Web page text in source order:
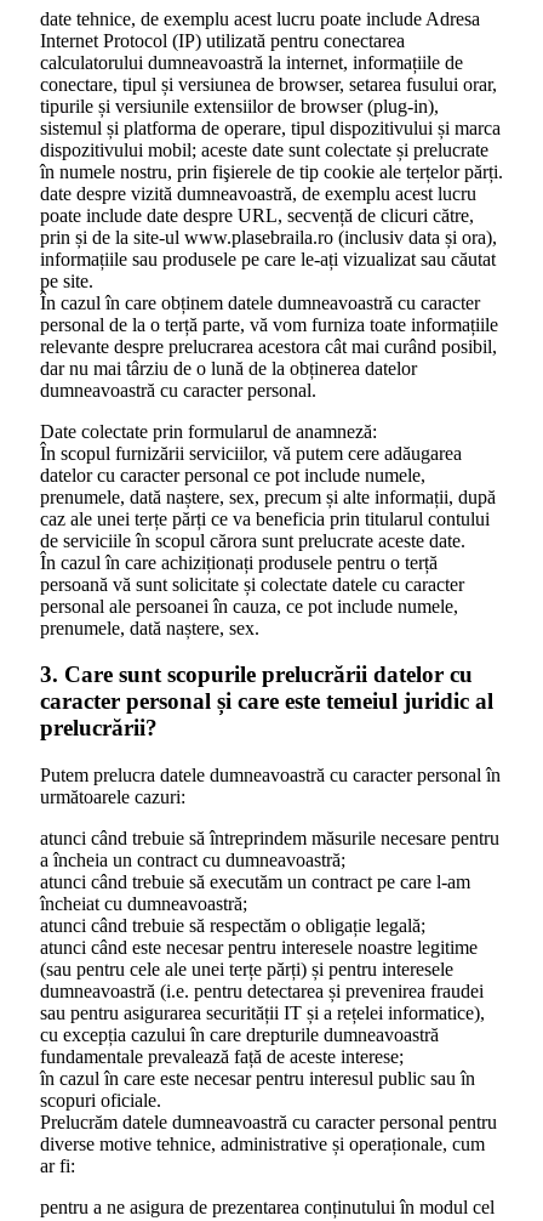
date tehnice, de exemplu acest lucru poate include Adresa
Internet Protocol (IP) utilizată pentru conectarea
calculatorului dumneavoastră la internet, informațiile de
conectare, tipul și versiunea de browser, setarea fusului orar,
tipurile și versiunile extensiilor de browser (plug-in),
sistemul și platforma de operare, tipul dispozitivului și marca
dispozitivului mobil; aceste date sunt colectate și prelucrate
în numele nostru, prin fişierele de tip cookie ale terțelor părți.
date despre vizită dumneavoastră, de exemplu acest lucru
poate include date despre URL, secvență de clicuri către,
prin și de la site-ul www.plasebraila.ro (inclusiv data și ora),
informațiile sau produsele pe care le-ați vizualizat sau căutat
pe site.
În cazul în care obținem datele dumneavoastră cu caracter
personal de la o terță parte, vă vom furniza toate informațiile
relevante despre prelucrarea acestora cât mai curând posibil,
dar nu mai târziu de o lună de la obținerea datelor
dumneavoastră cu caracter personal.
Date colectate prin formularul de anamneză:
În scopul furnizării serviciilor, vă putem cere adăugarea
datelor cu caracter personal ce pot include numele,
prenumele, dată naștere, sex, precum și alte informații, după
caz ale unei terțe părți ce va beneficia prin titularul contului
de serviciile în scopul cărora sunt prelucrate aceste date.
În cazul în care achiziționați produsele pentru o terță
persoană vă sunt solicitate și colectate datele cu caracter
personal ale persoanei în cauza, ce pot include numele,
prenumele, dată naștere, sex.
3. Care sunt scopurile prelucrării datelor cu
caracter personal și care este temeiul juridic al
prelucrării?
Putem prelucra datele dumneavoastră cu caracter personal în
următoarele cazuri:
atunci când trebuie să întreprindem măsurile necesare pentru
a încheia un contract cu dumneavoastră;
atunci când trebuie să executăm un contract pe care l-am
încheiat cu dumneavoastră;
atunci când trebuie să respectăm o obligație legală;
atunci când este necesar pentru interesele noastre legitime
(sau pentru cele ale unei terțe părți) și pentru interesele
dumneavoastră (i.e. pentru detectarea și prevenirea fraudei
sau pentru asigurarea securității IT și a rețelei informatice),
cu excepția cazului în care drepturile dumneavoastră
fundamentale prevalează față de aceste interese;
în cazul în care este necesar pentru interesul public sau în
scopuri oficiale.
Prelucrăm datele dumneavoastră cu caracter personal pentru
diverse motive tehnice, administrative și operaționale, cum
ar fi:
pentru a ne asigura de prezentarea conținutului în modul cel